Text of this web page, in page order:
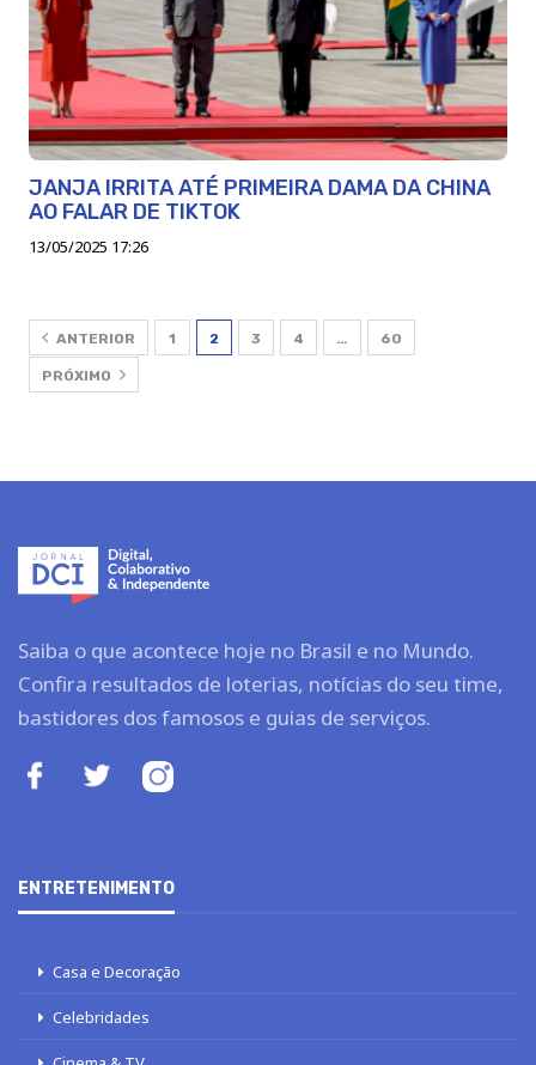
JANJA IRRITA ATÉ PRIMEIRA DAMA DA CHINA
AO FALAR DE TIKTOK
13/05/2025 17:26
ANTERIOR 1 2 3 4 … 60
PRÓXIMO
Saiba o que acontece hoje no Brasil e no Mundo.
Confira resultados de loterias, notícias do seu time,
bastidores dos famosos e guias de serviços.
ENTRETENIMENTO
Casa e Decoração
Celebridades